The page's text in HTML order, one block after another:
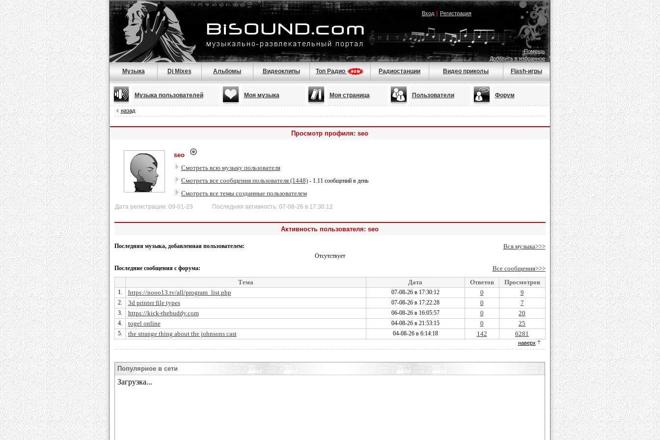
Вход| Регистрация
Помощь
Добавить в избранное
Музыка Dj Mixes Альбомы Видеоклипы Топ Радио Радиостанции Видео приколы Flash-игры
Музыка пользователей Моя музыка Моя страница Пользователи Форум
назад
Просмотр профиля: seo
seo
Смотреть всю музыку пользователя
Смотреть все сообщения пользователя (1448)- 1.11 сообщений в день
Смотреть все темы созданные пользователем
Дата регистрации: 09-01-23 Последняя активность: 07-08-26 в 17:30:12
Активность пользователя: seo
Последняя музыка, добавленная пользователем: Вся музыка>>>
Отсутствует
Последние сообщения с форума:
Все сообщения>>>
Тема
Дата Ответов Просмотров
1. https://nooo13.tv/all/program_list.php 07-08-26 в 17:30:12 0 9
2. 3d printer file types 07-08-26 в 17:22:28 0 7
3. https://kick-thebuddy.com 06-08-26 в 16:05:57 0 20
4. togel online 04-08-26 в 21:53:15 0 25
5. the strange thing about the johnsons cast 04-08-26 в 6:14:18 142 6281
наверх
Популярное в сети